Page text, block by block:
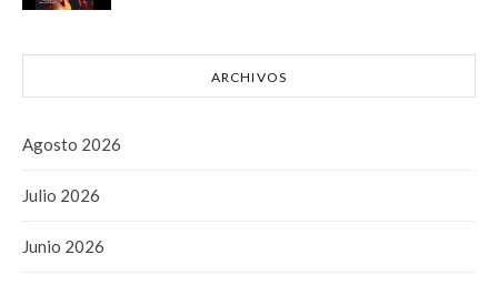
ARCHIVOS
Agosto 2026
Julio 2026
Junio 2026